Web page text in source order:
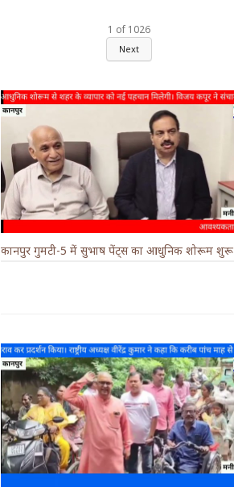
1 of 1026
Next
कानपुर गुमटी-5 में सुभाष पेंट्स का आधुनिक शोरूम शुरू